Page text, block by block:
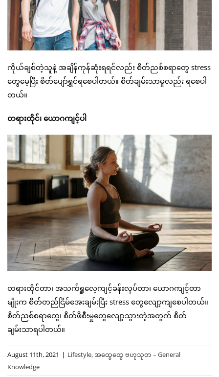
ကိုယ်ချစ်တဲ့သူနဲ့ အချိန်ကုန်ဆုံးရရင်လည်း စိတ်ညစ်စရာတွေ stress
တွေမေ့ပြီး စိတ်ပျော်ရွှင်ရစေပါတယ်။ စိတ်ချမ်းသာမှုလည်း ရစေပါ
တယ်။
တရားထိုင်၊ ယောဂကျင့်ပါ
တရားထိုင်တာ၊ အသက်ရှူလေ့ကျင့်ခန်းလုပ်တာ၊ ယောဂကျင့်တာ
မျိုးက စိတ်တည်ငြိမ်အေးချမ်းပြီး stress တွေလျော့ကျစေပါတယ်။
စိတ်ညစ်စရာတွေ၊ စိတ်ဖိစီးမှုတွေလျော့သွားတဲ့အတွက် စိတ်
ချမ်းသာရပါတယ်။
August 11th, 2021 | Lifestyle,အထွေထွေ ဗဟုသုတ – General
Knowledge